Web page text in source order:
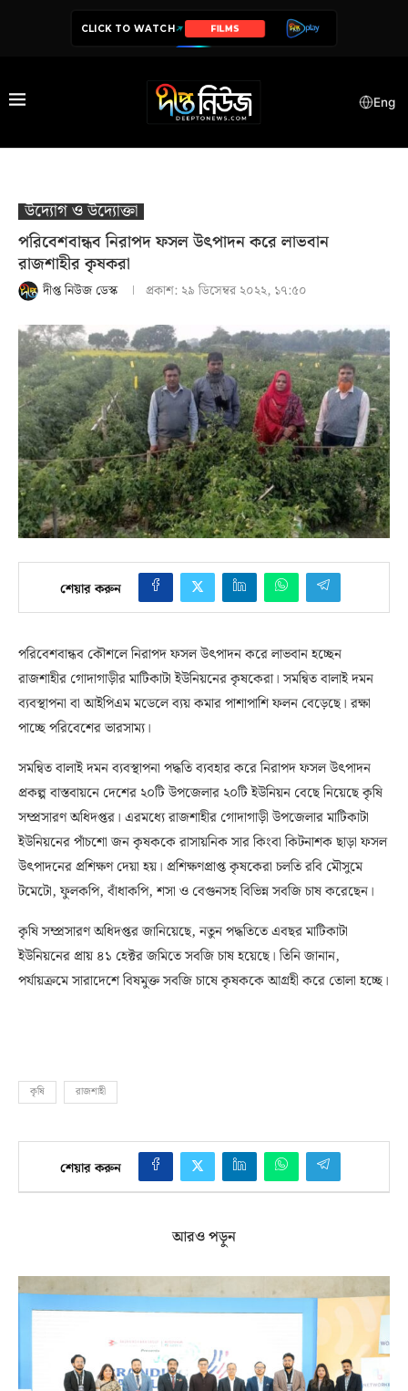
CLICK TO WATCH SERIES
Eng
উদ‍্যোগ ও উদ‍্যোক্তা
পরিবেশবান্ধব নিরাপদ ফসল উৎপাদন করে লাভবান
রাজশাহীর কৃষকরা
দীপ্ত নিউজ ডেস্ক প্রকাশ: ২৯ ডিসেম্বর ২০২২, ১৭:৫০
শেয়ার করুন
পরিবেশবান্ধব কৌশলে নিরাপদ ফসল উৎপাদন করে লাভবান হচ্ছেন
রাজশাহীর গোদাগাড়ীর মাটিকাটা ইউনিয়নের কৃষকেরা। সমন্বিত বালাই দমন
ব্যবস্থাপনা বা আইপিএম মডেলে ব্যয় কমার পাশাপাশি ফলন বেড়েছে। রক্ষা
পাচ্ছে পরিবেশের ভারসাম্য।
সমন্বিত বালাই দমন ব্যবস্থাপনা পদ্ধতি ব্যবহার করে নিরাপদ ফসল উৎপাদন
প্রকল্প বাস্তবায়নে দেশের ২০টি উপজেলার ২০টি ইউনিয়ন বেছে নিয়েছে কৃষি
সম্প্রসারণ অধিদপ্তর। এরমধ্যে রাজশাহীর গোদাগাড়ী উপজেলার মাটিকাটা
ইউনিয়নের পাঁচশো জন কৃষককে রাসায়নিক সার কিংবা কিটনাশক ছাড়া ফসল
উৎপাদনের প্রশিক্ষণ দেয়া হয়। প্রশিক্ষণপ্রাপ্ত কৃষকেরা চলতি রবি মৌসুমে
টমেটো, ফুলকপি, বাঁধাকপি, শসা ও বেগুনসহ বিভিন্ন সবজি চাষ করেছেন।
কৃষি সম্প্রসারণ অধিদপ্তর জানিয়েছে, নতুন পদ্ধতিতে এবছর মাটিকাটা
ইউনিয়নের প্রায় ৪১ হেক্টর জমিতে সবজি চাষ হয়েছে। তিনি জানান,
পর্যায়ক্রমে সারাদেশে বিষমুক্ত সবজি চাষে কৃষককে আগ্রহী করে তোলা হচ্ছে।
কৃষি রাজশাহী
শেয়ার করুন
আরও পড়ুন